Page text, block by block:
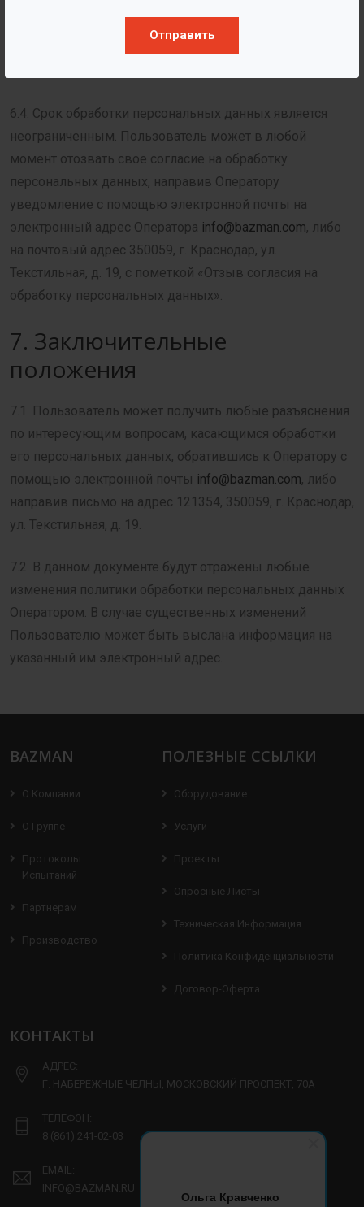
Отправить
Ольга Кравченко
6.4. Срок обработки персональных данных является
неограниченным. Пользователь может в любой
момент отозвать свое согласие на обработку
персональных данных, направив Оператору
уведомление с помощью электронной почты на
электронный адрес Оператора info@bazman.com, либо
на почтовый адрес 350059, г. Краснодар, ул.
Текстильная, д. 19, с пометкой «Отзыв согласия на
обработку персональных данных».
7. Заключительные
положения
7.1. Пользователь может получить любые разъяснения
по интересующим вопросам, касающимся обработки
его персональных данных, обратившись к Оператору с
помощью электронной почты info@bazman.com, либо
направив письмо на адрес 121354, 350059, г. Краснодар,
ул. Текстильная, д. 19.
7.2. В данном документе будут отражены любые
изменения политики обработки персональных данных
Оператором. В случае существенных изменений
Пользователю может быть выслана информация на
указанный им электронный адрес.
BAZMAN
О Компании
О Группе
Протоколы
Испытаний
Партнерам
Производство
ПОЛЕЗНЫЕ ССЫЛКИ
Оборудование
Услуги
Проекты
Опросные Листы
Техническая Информация
Политика Конфиденциальности
Договор-Оферта
КОНТАКТЫ
АДРЕС:
Г. НАБЕРЕЖНЫЕ ЧЕЛНЫ, МОСКОВСКИЙ ПРОСПЕКТ, 70А
ТЕЛЕФОН:
8 (861) 241-02-03
EMAIL:
INFO@BAZMAN.RU